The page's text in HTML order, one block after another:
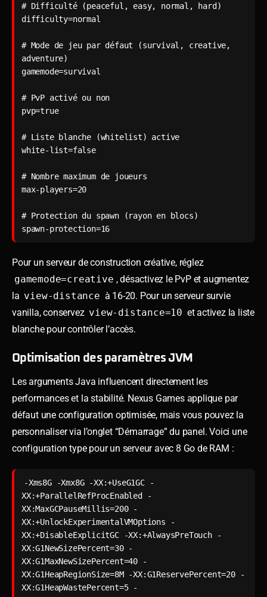
# Difficulté (peaceful, easy, normal, hard)
difficulty=normal
# Mode de jeu par défaut (survival, creative,
adventure)
gamemode=survival
# PvP activé ou non
pvp=true
# Liste blanche (whitelist) active
white-list=false
# Nombre maximum de joueurs
max-players=20
# Protection du spawn (rayon en blocs)
Pour un serveur de construction créative, réglez
gamemode=creative , désactivez le PvP et augmentez
la view-distance à 16-20. Pour un serveur survie
vanilla, conservez view-distance=10 et activez la liste
blanche pour contrôler l’accès.
Optimisation des paramètres JVM
Les arguments Java influencent directement les
performances et la stabilité. Nexus Games applique par
défaut une configuration optimisée, mais vous pouvez la
personnaliser via l’onglet “Démarrage” du panel. Voici une
configuration type pour un serveur avec 8 Go de RAM :
-Xms8G -Xmx8G -XX:+UseG1GC -
XX:+ParallelRefProcEnabled -
XX:MaxGCPauseMillis=200 -
XX:+UnlockExperimentalVMOptions -
XX:+DisableExplicitGC -XX:+AlwaysPreTouch -
XX:G1NewSizePercent=30 -
XX:G1MaxNewSizePercent=40 -
XX:G1HeapRegionSize=8M -XX:G1ReservePercent=20 -
XX:G1HeapWastePercent=5 -